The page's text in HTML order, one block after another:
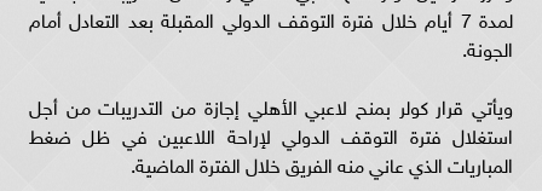
لمدة 7 أيام خلال فترة التوقف الدولي المقبلة بعد التعادل أمام
الجونة.
ويأتي قرار كولر بمنح لاعبي الأهلي إجازة من التدريبات من أجل
استغلال فترة التوقف الدولي لإراحة اللاعبين في ظل ضغط
المباريات الذي عاني منه الفريق خلال الفترة الماضية.